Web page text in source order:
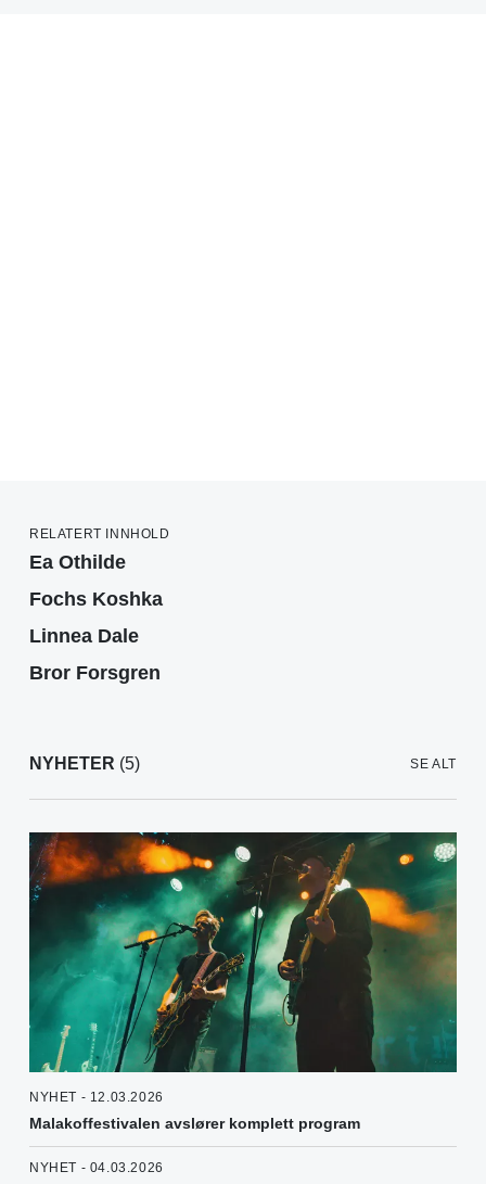
RELATERT INNHOLD
Ea Othilde
Fochs Koshka
Linnea Dale
Bror Forsgren
NYHETER (5) SE ALT
NYHET - 12.03.2026
Malakoffestivalen avslører komplett program
NYHET - 04.03.2026